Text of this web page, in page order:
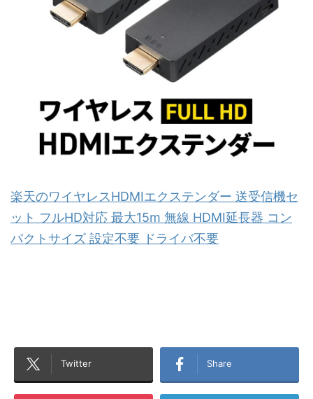
楽天のワイヤレスHDMIエクステンダー 送受信機セ
ット フルHD対応 最大15m 無線 HDMI延長器 コン
パクトサイズ 設定不要 ドライバ不要
Twitter Share